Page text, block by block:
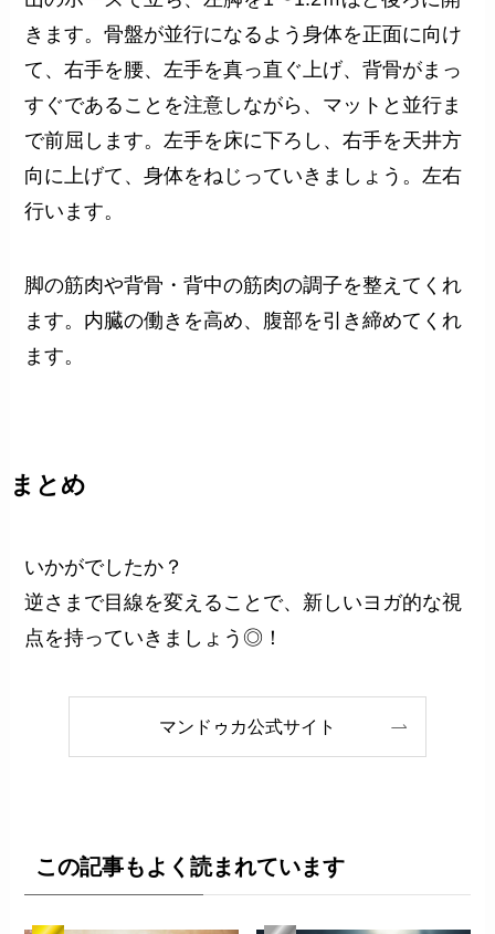
きます。骨盤が並行になるよう身体を正面に向け
て、右手を腰、左手を真っ直ぐ上げ、背骨がまっ
すぐであることを注意しながら、マットと並行ま
で前屈します。左手を床に下ろし、右手を天井方
向に上げて、身体をねじっていきましょう。左右
行います。
脚の筋肉や背骨・背中の筋肉の調子を整えてくれ
ます。内臓の働きを高め、腹部を引き締めてくれ
ます。
まとめ
いかがでしたか？
逆さまで目線を変えることで、新しいヨガ的な視
点を持っていきましょう◎！
マンドゥカ公式サイト
この記事もよく読まれています